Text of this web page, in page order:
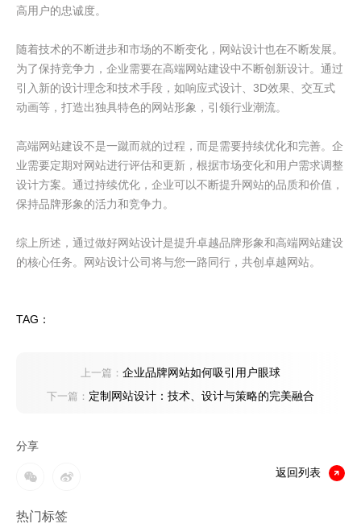
分享
返回列表
热门标签
高用户的忠诚度。
随着技术的不断进步和市场的不断变化，网站设计也在不断发展。
为了保持竞争力，企业需要在高端网站建设中不断创新设计。通过
引入新的设计理念和技术手段，如响应式设计、3D效果、交互式
动画等，打造出独具特色的网站形象，引领行业潮流。
高端网站建设不是一蹴而就的过程，而是需要持续优化和完善。企
业需要定期对网站进行评估和更新，根据市场变化和用户需求调整
设计方案。通过持续优化，企业可以不断提升网站的品质和价值，
保持品牌形象的活力和竞争力。
综上所述，通过做好网站设计是提升卓越品牌形象和高端网站建设
的核心任务。网站设计公司将与您一路同行，共创卓越网站。
TAG：
上一篇： 企业品牌网站如何吸引用户眼球
下一篇： 定制网站设计：技术、设计与策略的完美融合